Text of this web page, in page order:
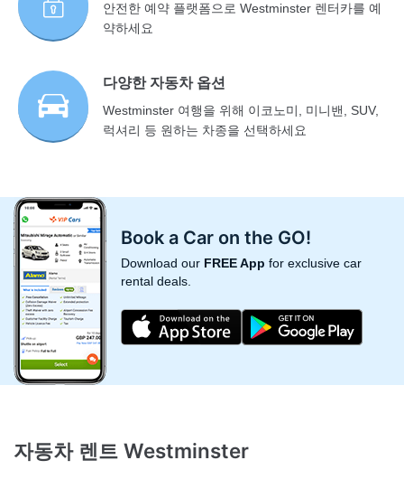
안전한 예약 플랫폼으로 Westminster 렌터카를 예
약하세요
다양한 자동차 옵션
Westminster 여행을 위해 이코노미, 미니밴, SUV,
럭셔리 등 원하는 차종을 선택하세요
Book a Car on the GO!
Download our FREE App for exclusive car
rental deals.
자동차 렌트 Westminster